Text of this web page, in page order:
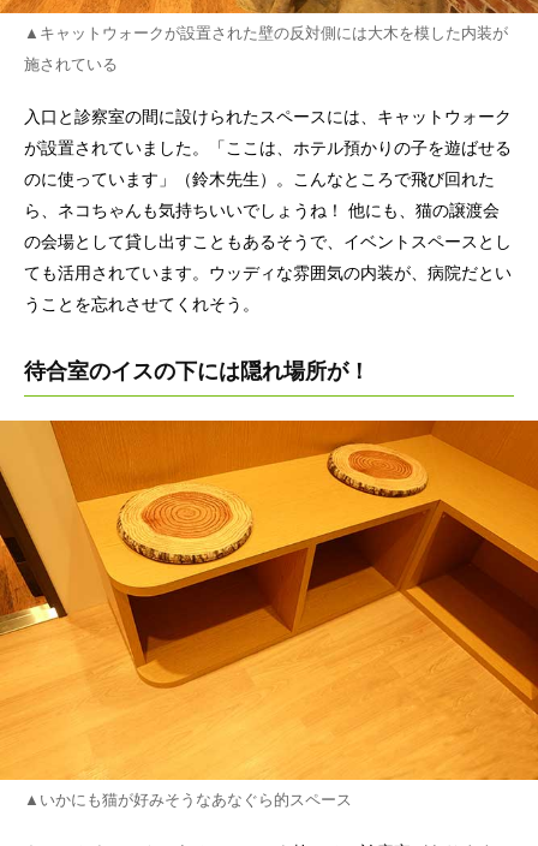
▲キャットウォークが設置された壁の反対側には大木を模した内装が
施されている
入口と診察室の間に設けられたスペースには、キャットウォーク
が設置されていました。「ここは、ホテル預かりの子を遊ばせる
のに使っています」（鈴木先生）。こんなところで飛び回れた
ら、ネコちゃんも気持ちいいでしょうね！ 他にも、猫の譲渡会
の会場として貸し出すこともあるそうで、イベントスペースとし
ても活用されています。ウッディな雰囲気の内装が、病院だとい
うことを忘れさせてくれそう。
待合室のイスの下には隠れ場所が！
▲いかにも猫が好みそうなあなぐら的スペース